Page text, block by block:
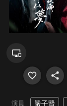
演員 嚴子賢